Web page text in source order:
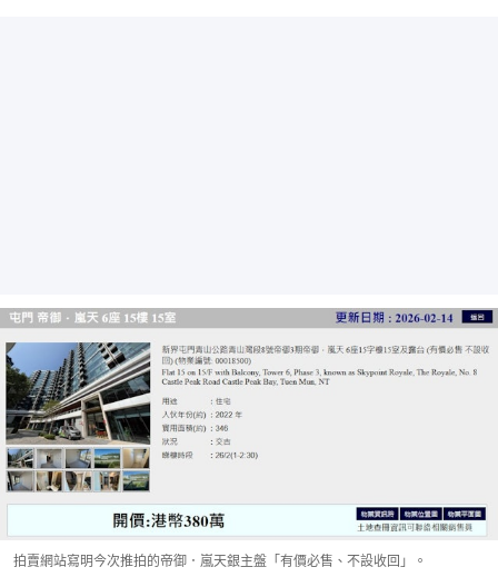
拍賣網站寫明今次推拍的帝御．嵐天銀主盤「有價必售、不設收回」。